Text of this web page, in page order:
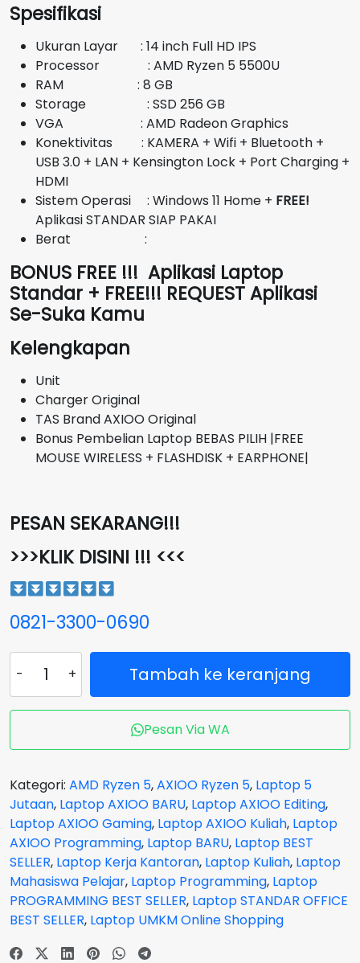
adalah:
Rp6.500.000.
adalah:
Rp6.000.000.
Spesifikasi
Ukuran Layar : 14 inch Full HD IPS
Processor : AMD Ryzen 5 5500U
RAM : 8 GB
Storage : SSD 256 GB
VGA : AMD Radeon Graphics
Konektivitas : KAMERA + Wifi + Bluetooth +
USB 3.0 + LAN + Kensington Lock + Port Charging +
HDMI
Sistem Operasi : Windows 11 Home + FREE!
Aplikasi STANDAR SIAP PAKAI
Berat :
BONUS FREE !!! Aplikasi Laptop
Standar + FREE!!! REQUEST Aplikasi
Se-Suka Kamu
Kelengkapan
Unit
Charger Original
TAS Brand AXIOO Original
Bonus Pembelian Laptop BEBAS PILIH |FREE
MOUSE WIRELESS + FLASHDISK + EARPHONE|
PESAN SEKARANG!!!
>>>KLIK DISINI !!! <<<
0821-3300-0690
Laptop
AXIOO
Mybook
Grey
-
Ryzen
5
5500U
RAM
8GB
SSD
256GB
Tambah ke keranjang
Pesan Via WA
Kategori: AMD Ryzen 5,AXIOO Ryzen 5, Laptop 5
Jutaan, Laptop AXIOO BARU, Laptop AXIOO Editing,
Laptop AXIOO Gaming, Laptop AXIOO Kuliah, Laptop
AXIOO Programming, Laptop BARU, Laptop BEST
SELLER, Laptop Kerja Kantoran, Laptop Kuliah, Laptop
Mahasiswa Pelajar, Laptop Programming, Laptop
PROGRAMMING BEST SELLER, Laptop STANDAR OFFICE
BEST SELLER, Laptop UMKM Online Shopping